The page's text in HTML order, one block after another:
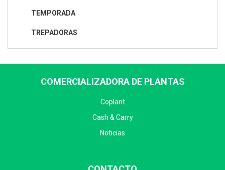
TEMPORADA
TREPADORAS
COMERCIALIZADORA DE PLANTAS
Coplant
Cash & Carry
Noticias